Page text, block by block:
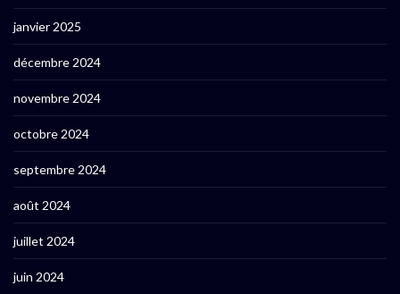
janvier 2025
décembre 2024
novembre 2024
octobre 2024
septembre 2024
août 2024
juillet 2024
juin 2024